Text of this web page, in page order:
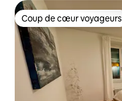
Coup de cœur voyageurs
Coup de cœur voyageurs